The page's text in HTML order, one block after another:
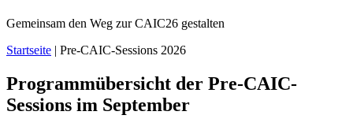
Gemeinsam den Weg zur CAIC26 gestalten
Startseite | Pre-CAIC-Sessions 2026
Programmübersicht der Pre-CAIC-
Sessions im September